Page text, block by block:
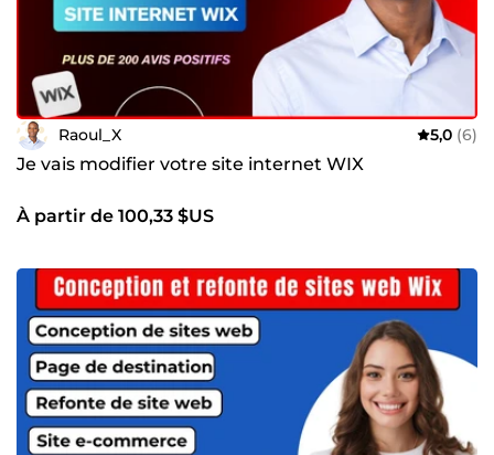
Raoul_X 5,0 (6)
Je vais modifier votre site internet WIX
À partir de 100,33 $US